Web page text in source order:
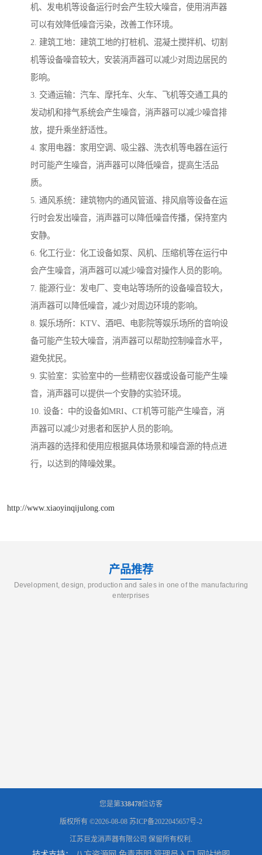
机、发电机等设备运行时会产生较大噪音，使用消声器
可以有效降低噪音污染，改善工作环境。
2. 建筑工地：建筑工地的打桩机、混凝土搅拌机、切割
机等设备噪音较大，安装消声器可以减少对周边居民的
影响。
3. 交通运输：汽车、摩托车、火车、飞机等交通工具的
发动机和排气系统会产生噪音，消声器可以减少噪音排
放，提升乘坐舒适性。
4. 家用电器：家用空调、吸尘器、洗衣机等电器在运行
时可能产生噪音，消声器可以降低噪音，提高生活品
质。
5. 通风系统：建筑物内的通风管道、排风扇等设备在运
行时会发出噪音，消声器可以降低噪音传播，保持室内
安静。
6. 化工行业：化工设备如泵、风机、压缩机等在运行中
会产生噪音，消声器可以减少噪音对操作人员的影响。
7. 能源行业：发电厂、变电站等场所的设备噪音较大，
消声器可以降低噪音，减少对周边环境的影响。
8. 娱乐场所：KTV、酒吧、电影院等娱乐场所的音响设
备可能产生较大噪音，消声器可以帮助控制噪音水平，
避免扰民。
9. 实验室：实验室中的一些精密仪器或设备可能产生噪
音，消声器可以提供一个安静的实验环境。
10. 设备：中的设备如MRI、CT机等可能产生噪音，消
声器可以减少对患者和医护人员的影响。
消声器的选择和使用应根据具体场景和噪音源的特点进
行，以达到的降噪效果。
http://www.xiaoyinqijulong.com
产品推荐
Development, design, production and sales in one of the manufacturing
enterprises
您是第338478位访客
版权所有 ©2026-08-08 苏ICP备2022045657号-2
江苏巨龙消声器有限公司 保留所有权利.